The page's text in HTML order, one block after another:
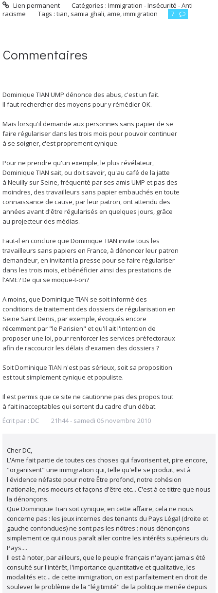
Lien permanent Catégories :Immigration - Insécurité - Anti
racisme
Tags : tian samia ghali ame immigration 7
Commentaires
Dominique TIAN UMP dénonce des abus, c'est un fait.
Il faut rechercher des moyens pour y rémédier OK.
Mais lorsqu'il demande aux personnes sans papier de se
faire régulariser dans les trois mois pour pouvoir continuer
à se soigner, c'est proprement cynique.
Pour ne prendre qu'un exemple, le plus révélateur,
Dominique TIAN sait, ou doit savoir, qu'au café de la jatte
à Neuilly sur Seine, fréquenté par ses amis UMP et pas des
moindres, des travailleurs sans papier embauchés en toute
connaissance de cause, par leur patron, ont attendu des
années avant d'être régularisés en quelques jours, grâce
au projecteur des médias.
Faut-il en conclure que Dominique TIAN invite tous les
travailleurs sans papiers en France, à dénoncer leur patron
demandeur, en invitant la presse pour se faire régulariser
dans les trois mois, et bénéficier ainsi des prestations de
l'AME? De qui se moque-t-on?
A moins, que Dominique TIAN se soit informé des
conditions de traitement des dossiers de régularisation en
Seine Saint Denis, par exemple, évoqués encore
récemment par "le Parisien" et qu'il ait l'intention de
proposer une loi, pour renforcer les services préfectoraux
afin de raccourcir les délais d'examen des dossiers ?
Soit Dominique TIAN n'est pas sérieux, soit sa proposition
est tout simplement cynique et populiste.
Il est permis que ce site ne cautionne pas des propos tout
à fait inacceptables qui sortent du cadre d'un débat.
Écrit par : DC 21h44- samedi 06 novembre 2010
Cher DC,
L'Ame fait partie de toutes ces choses qui favorisent et, pire encore,
"organisent" une immigration qui, telle qu'elle se produit, est à
l'évidence néfaste pour notre Être profond, notre cohésion
nationale, nos moeurs et façons d'être etc... C'est à ce tittre que nous
la dénonçons.
Que Dominqiue Tian soit cynique, en cette affaire, cela ne nous
concerne pas : les jeux internes des tenants du Pays Légal (droite et
gauche confondues) ne sont pas les nôtres : nous dénonçons
simplement ce qui nous paraît aller contre les intérêts supérieurs du
Pays....
Il est à noter, par ailleurs, que le peuple français n'ayant jamais été
consulté sur l'intérêt, l'importance quantitative et qualitative, les
modalités etc... de cette immigration, on est parfaitement en droit de
soulever le problème de la "légitimité" de la politique menée depuis